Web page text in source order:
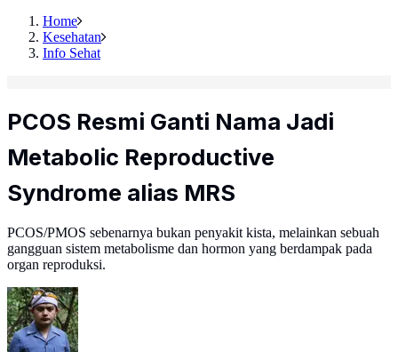
Home
Kesehatan
Info Sehat
PCOS Resmi Ganti Nama Jadi
Metabolic Reproductive
Syndrome alias MRS
PCOS/PMOS sebenarnya bukan penyakit kista, melainkan sebuah
gangguan sistem metabolisme dan hormon yang berdampak pada
organ reproduksi.